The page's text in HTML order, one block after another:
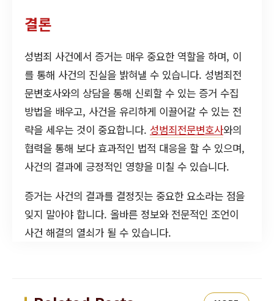
결론
성범죄 사건에서 증거는 매우 중요한 역할을 하며, 이
를 통해 사건의 진실을 밝혀낼 수 있습니다. 성범죄전
문변호사와의 상담을 통해 신뢰할 수 있는 증거 수집
방법을 배우고, 사건을 유리하게 이끌어갈 수 있는 전
략을 세우는 것이 중요합니다. 성범죄전문변호사와의
협력을 통해 보다 효과적인 법적 대응을 할 수 있으며,
사건의 결과에 긍정적인 영향을 미칠 수 있습니다.
증거는 사건의 결과를 결정짓는 중요한 요소라는 점을
잊지 말아야 합니다. 올바른 정보와 전문적인 조언이
사건 해결의 열쇠가 될 수 있습니다.